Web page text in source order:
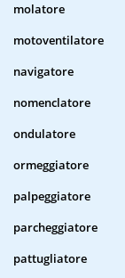
molatore
motoventilatore
navigatore
nomenclatore
ondulatore
ormeggiatore
palpeggiatore
parcheggiatore
pattugliatore